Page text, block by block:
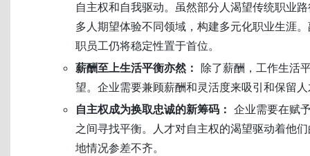
自主权和自我驱动。虽然部分人渴望传统职业
多人期望体验不同领域，构建多元化职业生涯
职员工仍将稳定性置于首位。
薪酬至上生活平衡亦然： 除了薪酬，工作生活
望。企业需要兼顾薪酬和灵活度来吸引和保留
自主权成为换取忠诚的新筹码： 企业需要在赋
之间寻找平衡。人才对自主权的渴望驱动着他
地情况参差不齐。